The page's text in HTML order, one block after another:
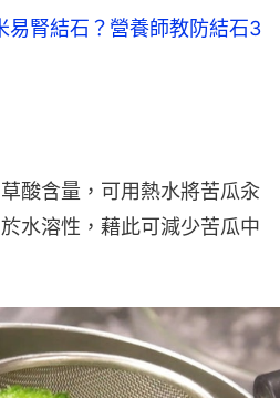
易腎結石？營養師教防結石3
酸含量，可用熱水將苦瓜汆
水溶性，藉此可減少苦瓜中